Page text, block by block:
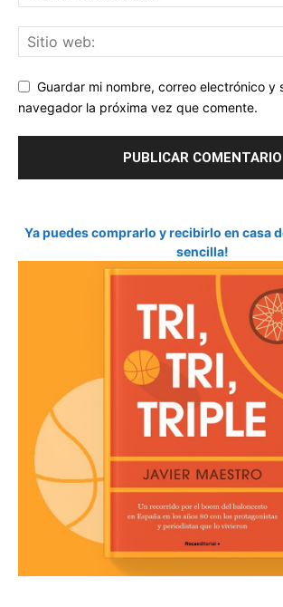
Guardar mi nombre, correo electrónico y
navegador la próxima vez que comente.
Ya puedes comprarlo y recibirlo en casa
sencilla!